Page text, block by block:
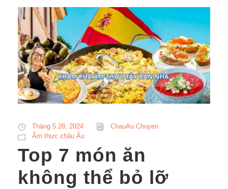
Tháng 5 28, 2024
ChauAu Chuyen
Ẩm thực châu Âu
Top 7 món ăn
không thể bỏ lỡ